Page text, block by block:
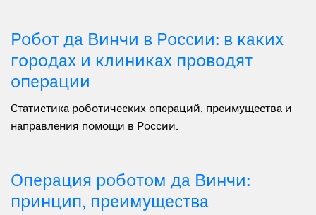
Робот да Винчи в России: в каких
городах и клиниках проводят
операции
Статистика роботических операций, преимущества и
направления помощи в России.
Операция роботом да Винчи:
принцип, преимущества